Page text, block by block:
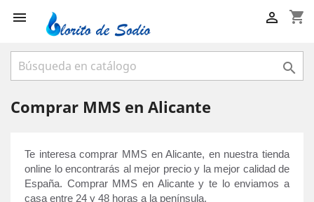
 shopping_cart


Comprar MMS en Alicante
Te interesa comprar MMS en Alicante, en nuestra tienda
online lo encontrarás al mejor precio y la mejor calidad de
España. Comprar MMS en Alicante y te lo enviamos a
casa entre 24 y 48 horas a la península.